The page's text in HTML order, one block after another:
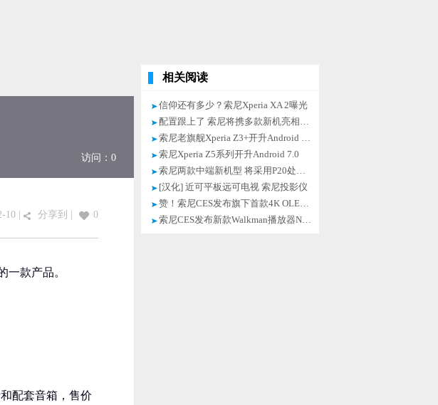
访问： 0
10 | 分享到 0
一款产品。
配套音箱，售价
相关阅读
信仰还有多少？索尼Xperia XA 2曝光
配置跟上了 索尼将携多款新机亮相MWC
索尼老旗舰Xperia Z3+开升Android 7.0
索尼Xperia Z5系列开升Android 7.0
索尼两款中端新机型 将采用P20处理器
[汉化] 近可平板远可电视 索尼投影仪
赞！索尼CES发布旗下首款4K OLED电视
索尼CES发布新款Walkman播放器NW-A35